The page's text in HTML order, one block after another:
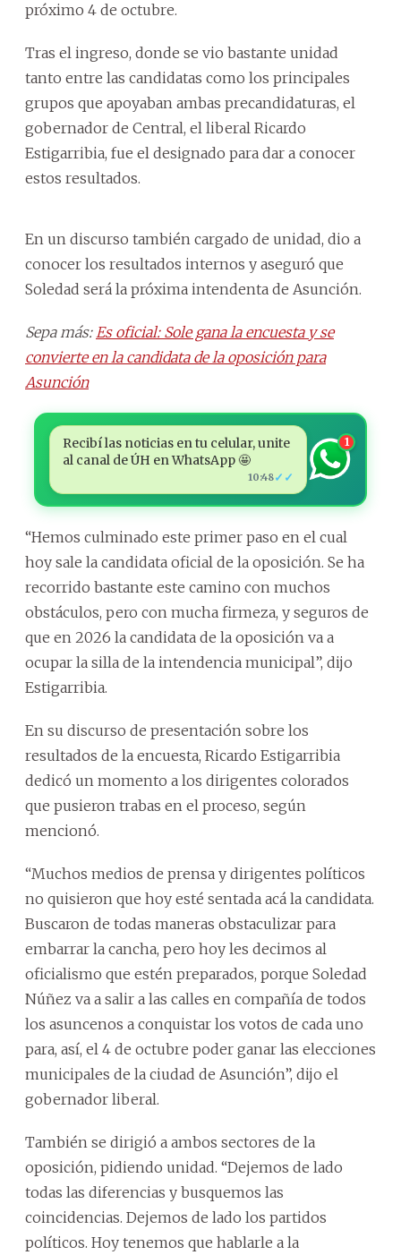
próximo 4 de octubre.
Tras el ingreso, donde se vio bastante unidad
tanto entre las candidatas como los principales
grupos que apoyaban ambas precandidaturas, el
gobernador de Central, el liberal Ricardo
Estigarribia, fue el designado para dar a conocer
estos resultados.
En un discurso también cargado de unidad, dio a
conocer los resultados internos y aseguró que
Soledad será la próxima intendenta de Asunción.
Sepa más: Es oficial: Sole gana la encuesta y se
convierte en la candidata de la oposición para
Asunción
Recibí las noticias en tu celular, unite
al canal de ÚH en WhatsApp 🤩
10:48✓✓
1
“Hemos culminado este primer paso en el cual
hoy sale la candidata oficial de la oposición. Se ha
recorrido bastante este camino con muchos
obstáculos, pero con mucha firmeza, y seguros de
que en 2026 la candidata de la oposición va a
ocupar la silla de la intendencia municipal”, dijo
Estigarribia.
En su discurso de presentación sobre los
resultados de la encuesta, Ricardo Estigarribia
dedicó un momento a los dirigentes colorados
que pusieron trabas en el proceso, según
mencionó.
“Muchos medios de prensa y dirigentes políticos
no quisieron que hoy esté sentada acá la candidata.
Buscaron de todas maneras obstaculizar para
embarrar la cancha, pero hoy les decimos al
oficialismo que estén preparados, porque Soledad
Núñez va a salir a las calles en compañía de todos
los asuncenos a conquistar los votos de cada uno
para, así, el 4 de octubre poder ganar las elecciones
municipales de la ciudad de Asunción”, dijo el
gobernador liberal.
También se dirigió a ambos sectores de la
oposición, pidiendo unidad. “Dejemos de lado
todas las diferencias y busquemos las
coincidencias. Dejemos de lado los partidos
políticos. Hoy tenemos que hablarle a la